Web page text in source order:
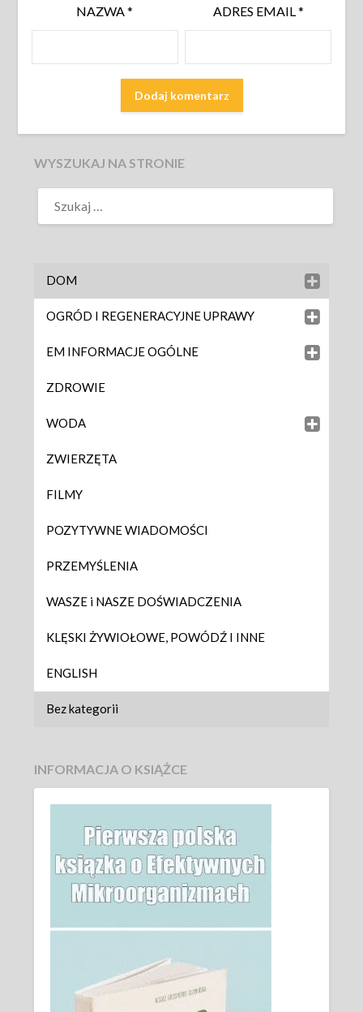
NAZWA* ADRES EMAIL*
WYSZUKAJ NA STRONIE
DOM
OGRÓD I REGENERACYJNE UPRAWY
EM INFORMACJE OGÓLNE
ZDROWIE
WODA
ZWIERZĘTA
FILMY
POZYTYWNE WIADOMOŚCI
PRZEMYŚLENIA
WASZE i NASZE DOŚWIADCZENIA
KLĘSKI ŻYWIOŁOWE, POWÓDŹ I INNE
ENGLISH
Bez kategorii
INFORMACJA O KSIĄŻCE